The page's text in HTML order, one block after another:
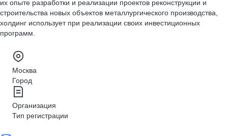
их опыте разработки и реализации проектов реконструкции и
строительства новых объектов металлургического производства,
холдинг использует при реализации своих инвестиционных
программ.
Москва
Город
Организация
Тип регистрации